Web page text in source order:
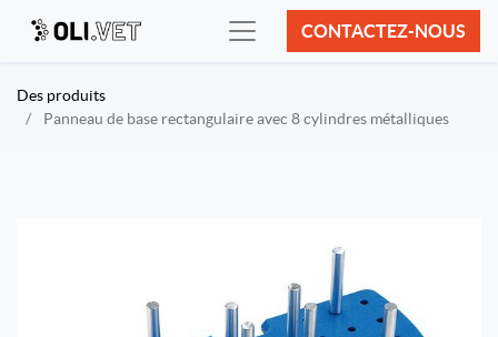
CONTACTEZ-NOUS
Des produits
Panneau de base rectangulaire avec 8 cylindres métalliques